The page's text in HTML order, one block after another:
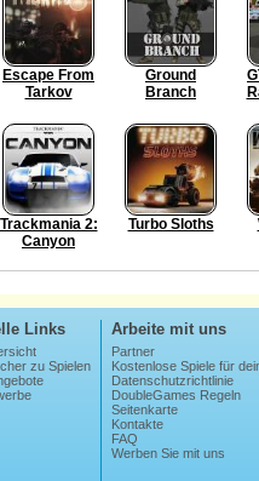
Escape From
Tarkov
Ground
Branch
Trackmania 2:
Canyon
Turbo Sloths
Links
zu Spielen
Arbeite mit uns
Partner
Kostenlose Spiele für
Datenschutzrichtlinie
DoubleGames Regeln
Seitenkarte
Kontakte
FAQ
Werben Sie mit uns